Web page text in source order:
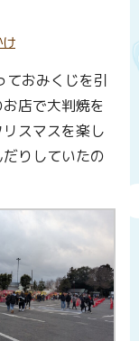
ておみくじを引
店で大判焼を
スマスを楽し
りしていたの